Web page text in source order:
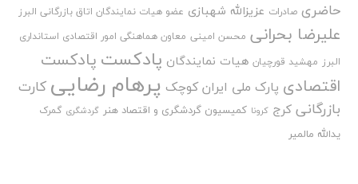
حاضری صادرات عزیزالله شهبازی عضو هیات نمایندگان اتاق بازرگانی البرز
علیرضا بحرانی محسن امینی معاون هماهنگی امور اقتصادی استانداری
البرز مهشید قورچیان هیات نمایندگان پادکست پادکست
اقتصادی پارک ملی ایران کوچک پرهام رضایی کارت
بازرگانی کرج کرونا کمیسیون گردشگری و اقتصاد هنر گردشگری گمرک
یدالله مالمیر